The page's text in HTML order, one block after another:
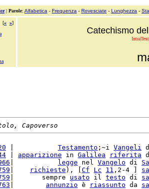
| Parole: Alfabetica - Frequenza - Rovesciate - Lunghezza -
[« »]
Catechismo
Capoverso
Testamento ;~i Vangeli
apparizione in Galilea riferita
legge nel Vangelo di
richieste ), [ Cf Lc 11 ,2-4 ]
|       sempre usato il testo di
annunzio è riassunto da